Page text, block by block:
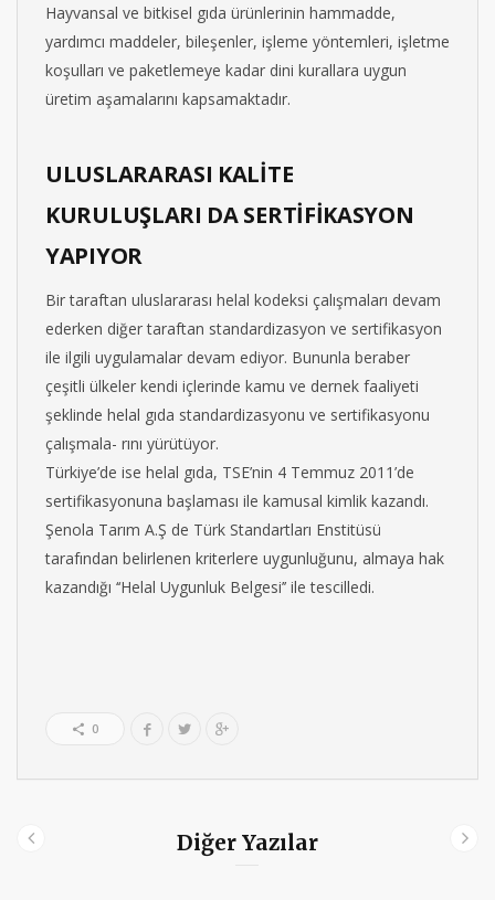
Hayvansal ve bitkisel gıda ürünlerinin hammadde,
yardımcı maddeler, bileşenler, işleme yöntemleri, işletme
koşulları ve paketlemeye kadar dini kurallara uygun
üretim aşamalarını kapsamaktadır.
ULUSLARARASI KALİTE
KURULUŞLARI DA SERTİFİKASYON
YAPIYOR
Bir taraftan uluslararası helal kodeksi çalışmaları devam
ederken diğer taraftan standardizasyon ve sertifikasyon
ile ilgili uygulamalar devam ediyor. Bununla beraber
çeşitli ülkeler kendi içlerinde kamu ve dernek faaliyeti
şeklinde helal gıda standardizasyonu ve sertifikasyonu
çalışmala- rını yürütüyor.
Türkiye’de ise helal gıda, TSE’nin 4 Temmuz 2011’de
sertifikasyonuna başlaması ile kamusal kimlik kazandı.
Şenola Tarım A.Ş de Türk Standartları Enstitüsü
tarafından belirlenen kriterlere uygunluğunu, almaya hak
kazandığı ‘‘Helal Uygunluk Belgesi’’ ile tescilledi.
0
Diğer Yazılar